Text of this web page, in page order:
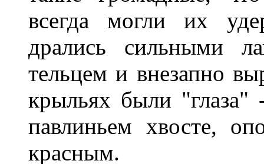
всегда могли их
дрались сильными
тельцем и внезапно
крыльях были
павлиньем хвосте,
красным.